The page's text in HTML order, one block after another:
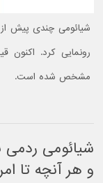
مشخص شده است.
و هر آنچه تا